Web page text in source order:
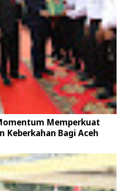
Memperkuat
Keberkahan Bagi Aceh